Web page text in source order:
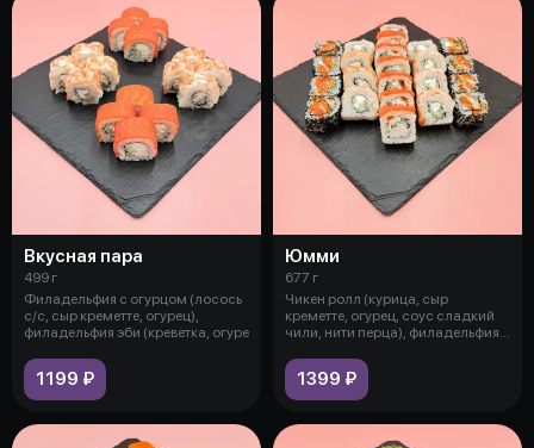
Вкусная пара
499 г
Филадельфия с огурцом (лосось
с/с, сыр креметте, огурец),
филадельфия эби (креветка, огуре
1199 ₽
Юмми
677 г
Чикен ролл (курица, сыр
креметте, огурец, соус сладкий
чили, нити перца), филадельфия
1399 ₽